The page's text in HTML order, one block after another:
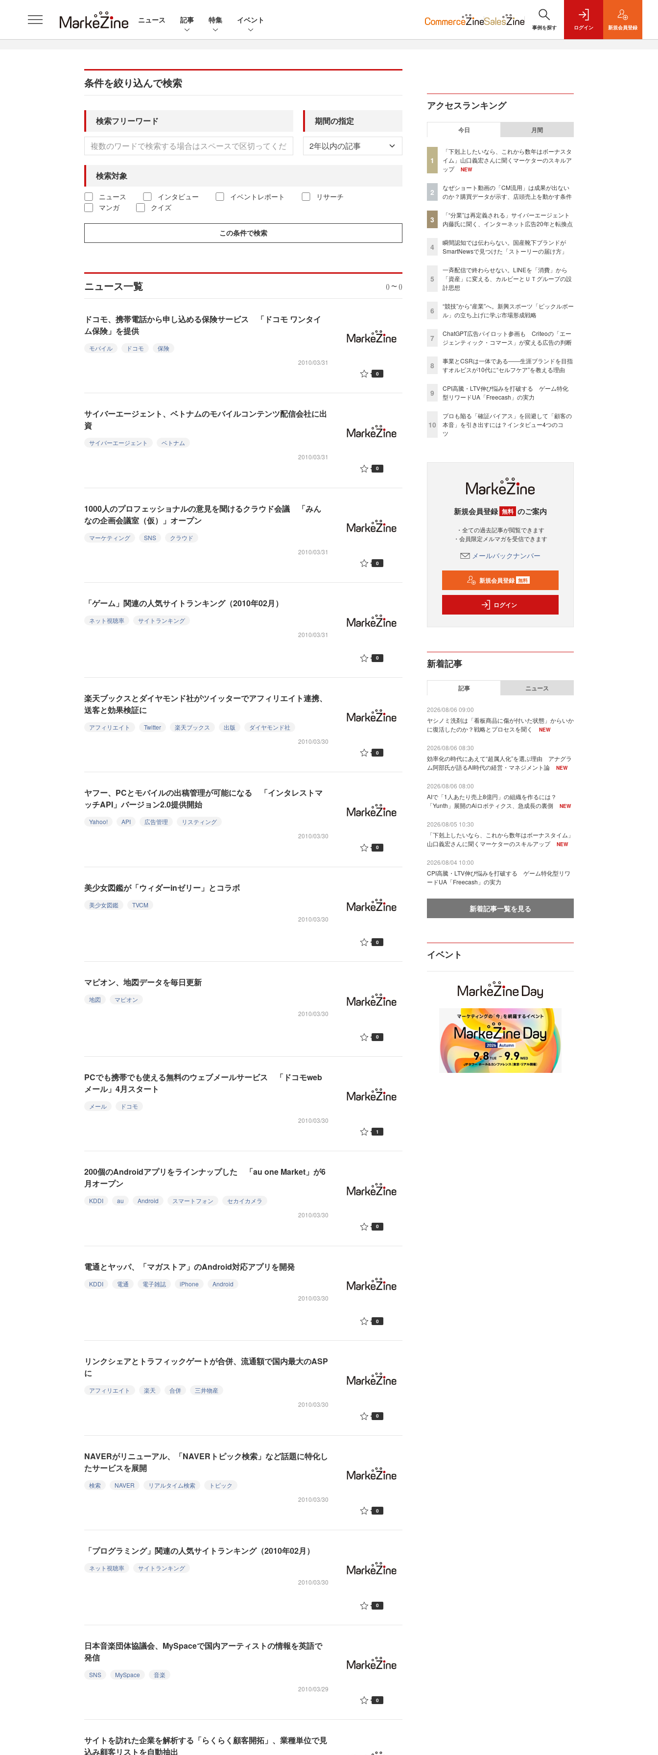
ニュース 記事 特集 イベント
事例を探す ログイン 新規会員登録
条件を絞り込んで検索
検索フリーワード 期間の指定
検索対象
ニュース インタビュー イベントレポート
リサーチ
マンガ
クイズ
この条件で検索
ニュース一覧 () 〜 ()
ドコモ、携帯電話から申し込める保険サービス 「ドコモ ワンタイ
ム保険」を提供
モバイル ドコモ
保険
2010/03/31
0
サイバーエージェント、ベトナムのモバイルコンテンツ配信会社に出
資
サイバーエージェント
ベトナム
2010/03/31
0
1000人のプロフェッショナルの意見を聞けるクラウド会議 「みん
なの企画会議室（仮）」オープン
マーケティング SNS
クラウド
2010/03/31
0
「ゲーム」関連の人気サイトランキング（2010年02月）
ネット視聴率
サイトランキング
2010/03/31
0
楽天ブックスとダイヤモンド社がツイッターでアフィリエイト連携、
送客と効果検証に
アフィリエイト Twitter 楽天ブックス 出版
ダイヤモンド社
2010/03/30
0
ヤフー、PCとモバイルの出稿管理が可能になる 「インタレストマ
ッチAPI」バージョン2.0提供開始
Yahoo! API 広告管理
リスティング
2010/03/30
0
美少女図鑑が「ウィダーinゼリー」とコラボ
美少女図鑑
TVCM
2010/03/30
0
マピオン、地図データを毎日更新
地図
マピオン
2010/03/30
0
PCでも携帯でも使える無料のウェブメールサービス 「ドコモweb
メール」4月スタート
メール
ドコモ
2010/03/30
1
200個のAndroidアプリをラインナップした 「au one Market」が6
月オープン
KDDI au Android スマートフォン
セカイカメラ
2010/03/30
0
電通とヤッパ、「マガストア」のAndroid対応アプリを開発
KDDI 電通 電子雑誌 iPhone
Android
2010/03/30
0
リンクシェアとトラフィックゲートが合併、流通額で国内最大のASP
に
アフィリエイト 楽天 合併
三井物産
2010/03/30
0
NAVERがリニューアル、「NAVERトピック検索」など話題に特化し
たサービスを展開
検索 NAVER リアルタイム検索
トピック
2010/03/30
0
「プログラミング」関連の人気サイトランキング（2010年02月）
ネット視聴率
サイトランキング
2010/03/30
0
日本音楽団体協議会、MySpaceで国内アーティストの情報を英語で
発信
SNS MySpace
音楽
2010/03/29
0
サイトを訪れた企業を解析する「らくらく顧客開拓」、業種単位で見
込み顧客リストを自動抽出
アクセスランキング
今日 月間
1
「下剋上したいなら、これから数年はボーナスタ
イム」山口義宏さんに聞くマーケターのスキルア
ップ
NEW
2
なぜショート動画の「CM流用」は成果が出ない
のか？購買データが示す、店頭売上を動かす条件
3
「“分業”は再定義される」サイバーエージェント
内藤氏に聞く、インターネット広告20年と転換点
4
瞬間認知では伝わらない。国産靴下ブランドが
SmartNewsで見つけた「ストーリーの届け方」
5
一斉配信で終わらせない。LINEを「消費」から
「資産」に変える、カルビーとＵＴグループの設
計思想
6
“競技”から“産業”へ。新興スポーツ「ピックルボー
ル」の立ち上げに学ぶ市場形成戦略
7
ChatGPT広告パイロット参画も Criteoの「エー
ジェンティック・コマース」が変える広告の判断
8
事業とCSRは一体である――生涯ブランドを目指
すオルビスが10代に“セルフケア”を教える理由
9
CPI高騰・LTV伸び悩みを打破する ゲーム特化
型リワードUA「Freecash」の実力
10
プロも陥る「確証バイアス」を回避して「顧客の
本音」を引き出すには？インタビュー4つのコ
ツ
新規会員登録 無料 のご案内
・全ての過去記事が閲覧できます
・会員限定メルマガを受信できます
メールバックナンバー
新規会員登録 無料
ログイン
新着記事
記事 ニュース
2026/08/06 09:00
ヤシノミ洗剤は「看板商品に傷が付いた状態」からいか
に復活したのか？戦略とプロセスを聞く
NEW
2026/08/06 08:30
効率化の時代にあえて“超属人化”を選ぶ理由 アナグラ
ム阿部氏が語るAI時代の経営・マネジメント論
NEW
2026/08/06 08:00
AIで「1人あたり売上8億円」の組織を作るには？
「Yunth」展開のAiロボティクス、急成長の裏側
NEW
2026/08/05 10:30
「下剋上したいなら、これから数年はボーナスタイム」
山口義宏さんに聞くマーケターのスキルアップ
NEW
2026/08/04 10:00
CPI高騰・LTV伸び悩みを打破する ゲーム特化型リワ
ードUA「Freecash」の実力
新着記事一覧を見る
イベント